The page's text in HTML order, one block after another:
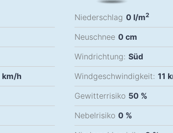
km/h
Niederschlag 0 l/m2
Neuschnee 0cm
Windrichtung: Süd
Windgeschwindigkeit: 11
Gewitterrisiko 50 %
Nebelrisiko 0 %